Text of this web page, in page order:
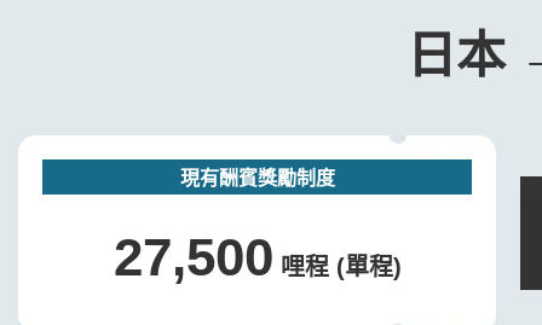
日本
現有酬賓獎勵制度
27,500 哩程 (單程)